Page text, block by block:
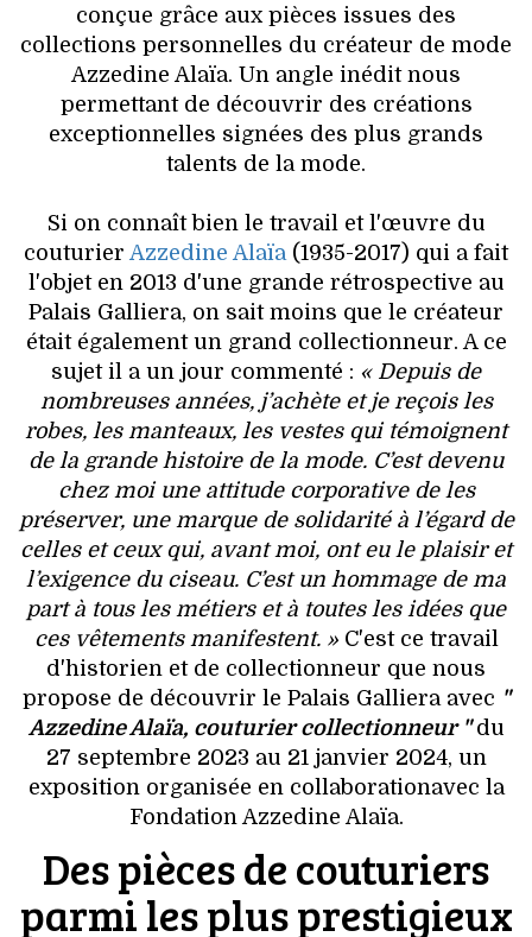
DÉCO
VOYAGES & LOISIRS
conçue grâce aux pièces issues des
collections personnelles du créateur de mode
Azzedine Alaïa. Un angle inédit nous
permettant de découvrir des créations
exceptionnelles signées des plus grands
talents de la mode.
Si on connaît bien le travail et l'œuvre du
couturier Azzedine Alaïa(1935-2017) qui a fait
l'objet en 2013 d'une grande rétrospective au
Palais Galliera, on sait moins que le créateur
était également un grand collectionneur. A ce
sujet il a un jour commenté : « Depuis de
nombreuses années, j’achète et je reçois les
robes, les manteaux, les vestes qui témoignent
de la grande histoire de la mode. C’est devenu
chez moi une attitude corporative de les
préserver, une marque de solidarité à l’égard de
celles et ceux qui, avant moi, ont eu le plaisir et
l’exigence du ciseau. C’est un hommage de ma
part à tous les métiers et à toutes les idées que
ces vêtements manifestent. »C'est ce travail
d'historien et de collectionneur que nous
propose de découvrir le Palais Galliera avec "
Azzedine Alaïa, couturier collectionneur " du
27 septembre 2023 au 21 janvier 2024, un
exposition organisée en collaborationavec la
Fondation Azzedine Alaïa.
Des pièces de couturiers
parmi les plus prestigieux